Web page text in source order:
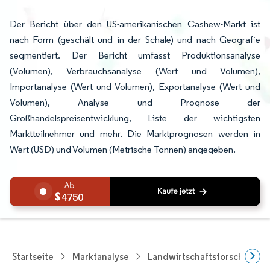
Der Bericht über den US-amerikanischen Cashew-Markt ist
nach Form (geschält und in der Schale) und nach Geografie
segmentiert. Der Bericht umfasst Produktionsanalyse
(Volumen), Verbrauchsanalyse (Wert und Volumen),
Importanalyse (Wert und Volumen), Exportanalyse (Wert und
Volumen), Analyse und Prognose der
Großhandelspreisentwicklung, Liste der wichtigsten
Marktteilnehmer und mehr. Die Marktprognosen werden in
Wert (USD) und Volumen (Metrische Tonnen) angegeben.
4750
Startseite Marktanalyse Landwirtschaftsforschung